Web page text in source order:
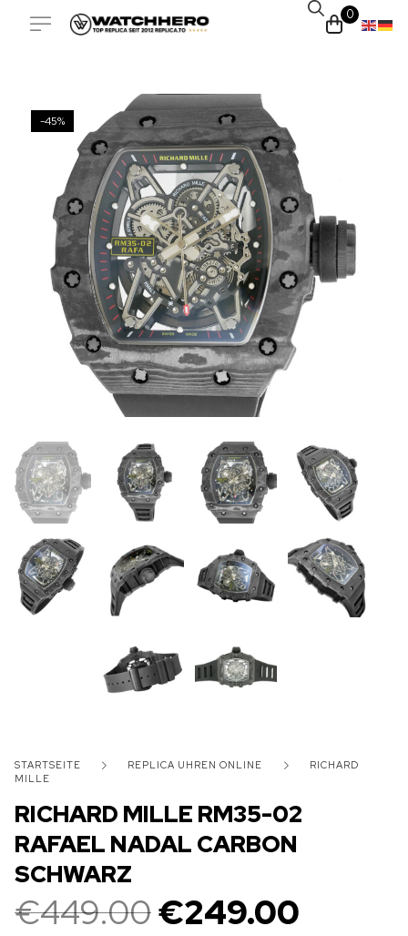
0
-45%
STARTSEITE REPLICA UHREN ONLINE
RICHARD
MILLE
RICHARD MILLE RM35-02
RAFAEL NADAL CARBON
SCHWARZ
€449.00€249.00